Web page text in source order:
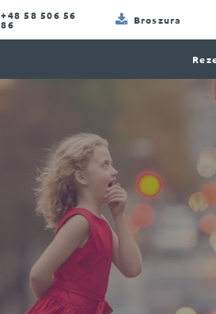
+48 58 506 56
86 Broszura